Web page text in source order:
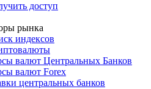
доступ
рынка
индексов
валют Центральных Банков
валют Forex
центральных банков